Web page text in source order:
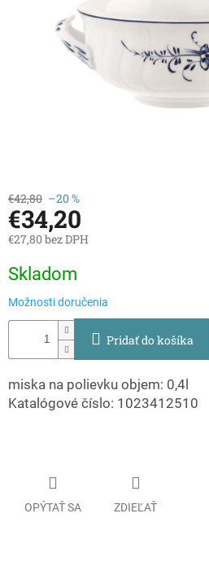
€42,80 –20 %
€34,20
€27,80 bez DPH
cena:
Skladom
Možnosti doručenia
Pridať do košíka
miska na polievku objem: 0,4l
Katalógové číslo: 1023412510
OPÝTAŤ SA ZDIEĽAŤ